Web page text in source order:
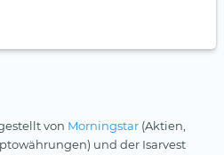
von Morningstar (Aktien,
und der Isarvest